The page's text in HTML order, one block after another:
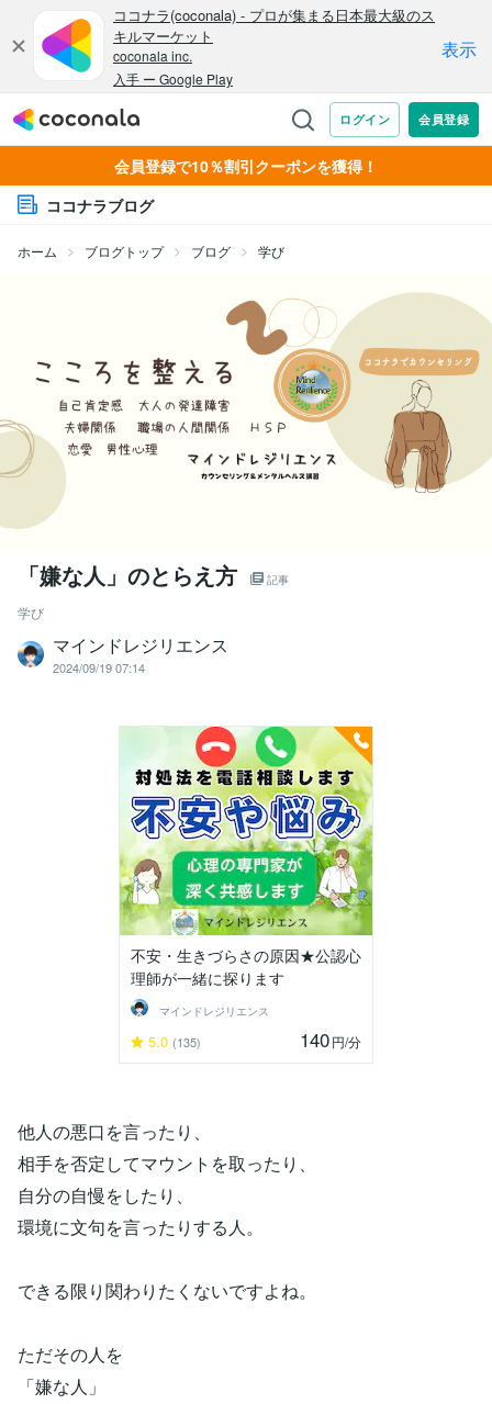
会員登録で10％割引クーポンを獲得！
ココナラブログ
ホーム ブログトップ ブログ 学び
「嫌な人」のとらえ方 記事
学び
マインドレジリエンス
2024/09/19 07:14
不安・生きづらさの原因★公認心
理師が一緒に探ります
マインドレジリエンス
5.0 (135) 140円/分
他人の悪口を言ったり、
相手を否定してマウントを取ったり、
自分の自慢をしたり、
環境に文句を言ったりする人。
できる限り関わりたくないですよね。
ただその人を
「嫌な人」